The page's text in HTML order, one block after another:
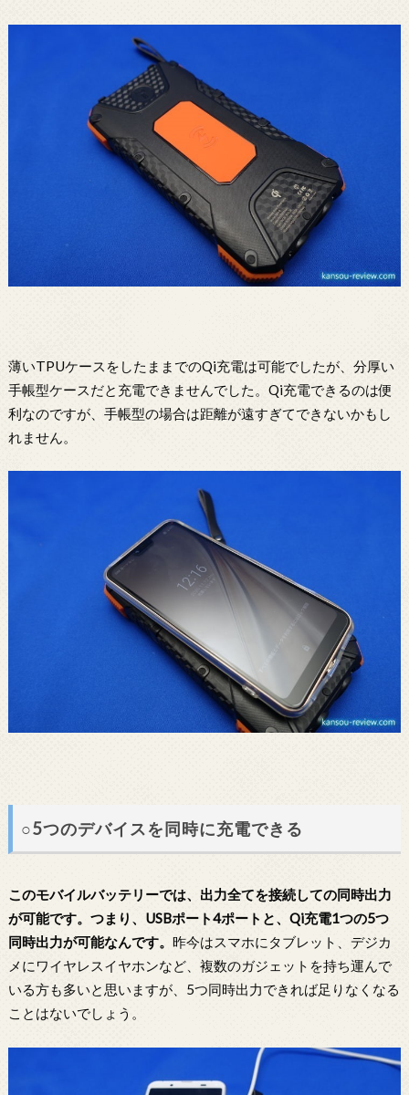
薄いTPUケースをしたままでのQi充電は可能でしたが、分厚い
手帳型ケースだと充電できませんでした。Qi充電できるのは便
利なのですが、手帳型の場合は距離が遠すぎてできないかもし
れません。
○5つのデバイスを同時に充電できる
このモバイルバッテリーでは、出力全てを接続しての同時出力
が可能です。つまり、USBポート4ポートと、Qi充電1つの5つ
同時出力が可能なんです。 昨今はスマホにタブレット、デジカ
メにワイヤレスイヤホンなど、複数のガジェットを持ち運んで
いる方も多いと思いますが、5つ同時出力できれば足りなくなる
ことはないでしょう。